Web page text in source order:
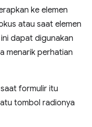
ke elemen
atau saat elemen
dapat digunakan
menarik perhatian
formulir itu
tombol radionya